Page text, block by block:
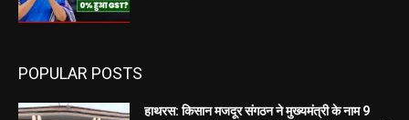
POPULAR POSTS
हाथरस: किसान मजदूर संगठन ने मुख्यमंत्री के नाम 9